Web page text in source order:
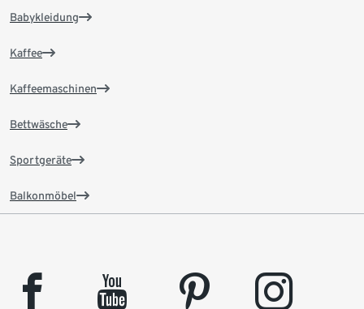
Babykleidung
Kaffee
Kaffeemaschinen
Bettwäsche
Sportgeräte
Balkonmöbel
facebook youtube pinterest instagram